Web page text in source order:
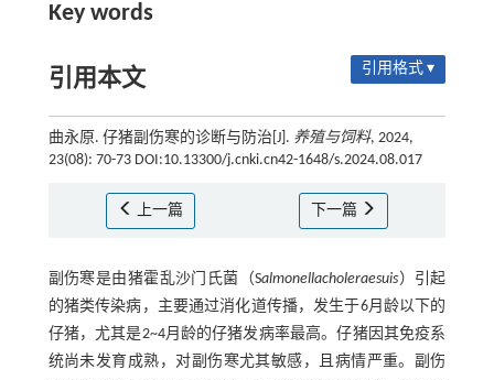
Key words
引用本文 引用格式 ▾
曲永原. 仔猪副伤寒的诊断与防治[J]. 养殖与饲料, 2024,
23(08): 70-73 DOI:10.13300/j.cnki.cn42-1648/s.2024.08.017
上一篇 下一篇
副伤寒是由猪霍乱沙门氏菌（Salmonellacholeraesuis）引起
的猪类传染病，主要通过消化道传播，发生于6月龄以下的
仔猪，尤其是2~4月龄的仔猪发病率最高。仔猪因其免疫系
统尚未发育成熟，对副伤寒尤其敏感，且病情严重。副伤